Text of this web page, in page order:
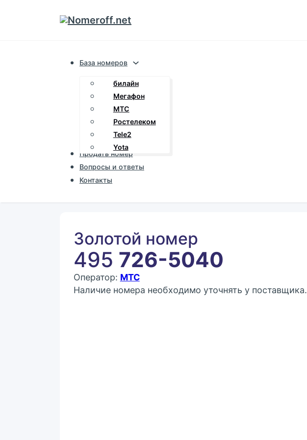
База номеров
билайн
Мегафон
МТС
Ростелеком
Tele2
Yota
Продать номер
Вопросы и ответы
Контакты
Золотой номер
495 726-5040
Оператор: МТС
Наличие номера необходимо уточнять у поставщика.